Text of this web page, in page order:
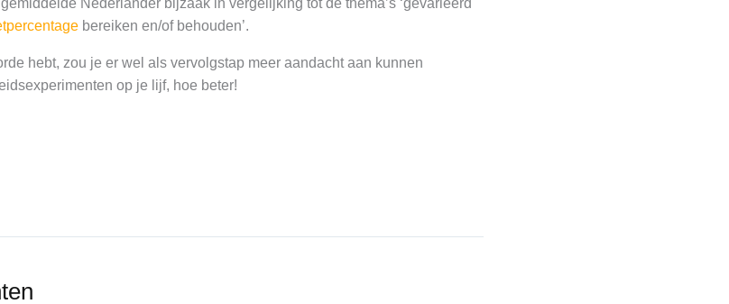
Nederlander bijzaak in vergelijking tot de thema’s ‘gevarieerd
bereiken en/of behouden’.
hebt, zou je er wel als vervolgstap meer aandacht aan kunnen
op je lijf, hoe beter!